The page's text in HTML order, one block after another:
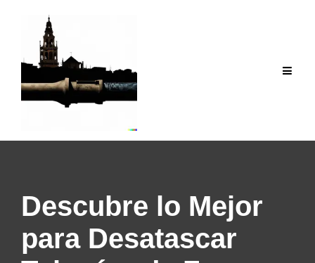
contenido
Descubre lo Mejor
para Desatascar